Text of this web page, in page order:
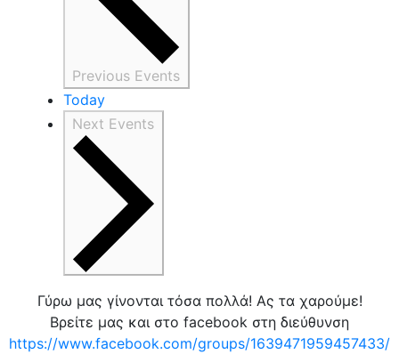
Previous Events
Today
Next Events
Γύρω μας γίνονται τόσα πολλά! Ας τα χαρούμε!
Βρείτε μας και στο facebook στη διεύθυνση
https://www.facebook.com/groups/1639471959457433/